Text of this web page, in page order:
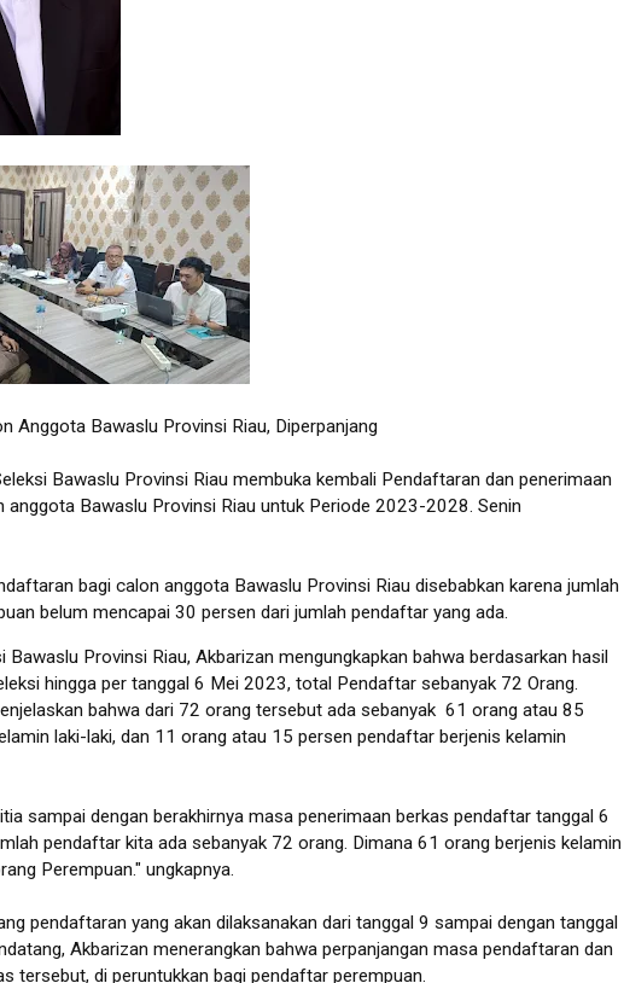
Anggota Bawaslu Provinsi Riau, Diperpanjang
Bawaslu Provinsi Riau membuka kembali Pendaftaran dan penerimaan
anggota Bawaslu Provinsi Riau untuk Periode 2023-2028. Senin
bagi calon anggota Bawaslu Provinsi Riau disebabkan karena jumlah
belum mencapai 30 persen dari jumlah pendaftar yang ada.
Bawaslu Provinsi Riau, Akbarizan mengungkapkan bahwa berdasarkan hasil
hingga per tanggal 6 Mei 2023, total Pendaftar sebanyak 72 Orang.
bahwa dari 72 orang tersebut ada sebanyak 61 orang atau 85
laki-laki, dan 11 orang atau 15 persen pendaftar berjenis kelamin
sampai dengan berakhirnya masa penerimaan berkas pendaftar tanggal 6
pendaftar kita ada sebanyak 72 orang. Dimana 61 orang berjenis kelamin
Perempuan." ungkapnya.
pendaftaran yang akan dilaksanakan dari tanggal 9 sampai dengan tanggal
Akbarizan menerangkan bahwa perpanjangan masa pendaftaran dan
tersebut, di peruntukkan bagi pendaftar perempuan.